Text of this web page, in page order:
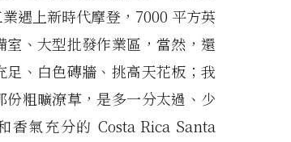
遇上新時代摩登，7000 平方英
、大型批發作業區，當然，還
、白色磚牆、挑高天花板；我
粗曠潦草，是多一分太過、少
香氣充分的 Costa Rica Santa